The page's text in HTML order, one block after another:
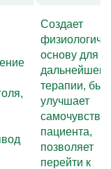
Создает
основу для
дальнейшей
терапии,
улучшает
пациента,
позволяет
перейти к